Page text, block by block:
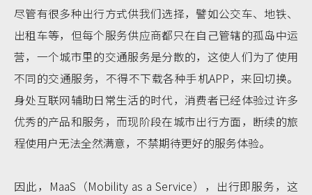
尽管有很多种出行方式供我们选择，譬如公交车、地铁、
出租车等，但每个服务供应商都只在自己管辖的孤岛中运
营，一个城市里的交通服务是分散的，这使人们为了使用
不同的交通服务，不得不下载各种手机APP，来回切换。
身处互联网辅助日常生活的时代，消费者已经体验过许多
优秀的产品和服务，而现阶段在城市出行方面，断续的旅
程使用户无法全然满意，不禁期待更好的服务体验。
因此，MaaS（Mobility as a Service），出行即服务，这